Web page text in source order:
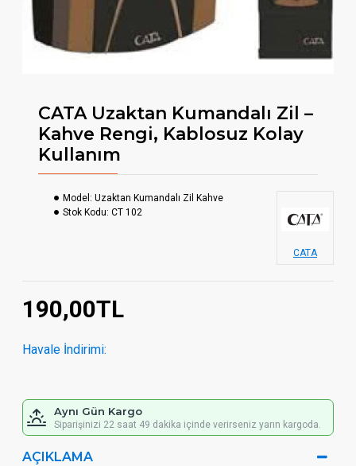
CATA Uzaktan Kumandalı Zil –
Kahve Rengi, Kablosuz Kolay
Kullanım
190,00TL
Havale İndirimi:
Model: Uzaktan Kumandalı Zil Kahve
Stok Kodu: CT 102
CATA
Aynı Gün Kargo
Siparişinizi 22 saat 49 dakika içinde verirseniz yarın kargoda.
AÇIKLAMA